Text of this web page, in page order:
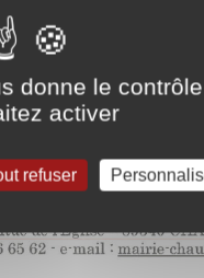
donne le
activer
refuser